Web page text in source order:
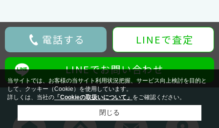
電話する LINEで査定
LINEでお問い合わせ
当サイトでは、お客様の当サイト利用状況把握、サービス向上検討を目的と
して、クッキー（Cookie）を使用しています。
詳しくは、当社の 「Cookieの取扱いについて」 をご確認ください。
閉じる